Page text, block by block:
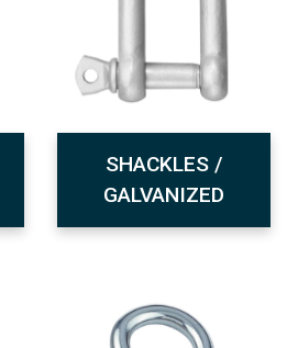
SHACKLES /
GALVANIZED